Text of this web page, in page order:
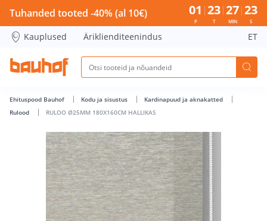
RULOO Ø25MM 180X160CM HALLIKAS - Bauhof has loaded
Tuhanded tooted -40% (al 10€) 01
P
23
T
27
MIN
22
S
Kauplused Äriklienditeenindus ET
Ehituspood Bauhof Kodu ja sisustus
Kardinapuud ja aknakatted
Rulood
RULOO Ø25MM 180X160CM HALLIKAS